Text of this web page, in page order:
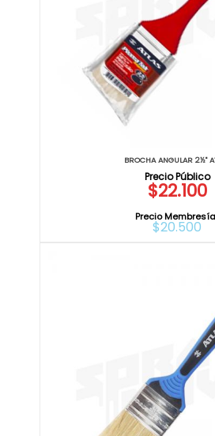
BROCHA ANGULAR 2½"
$22.100
Precio
$20.500